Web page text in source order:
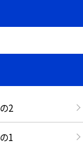
2
1